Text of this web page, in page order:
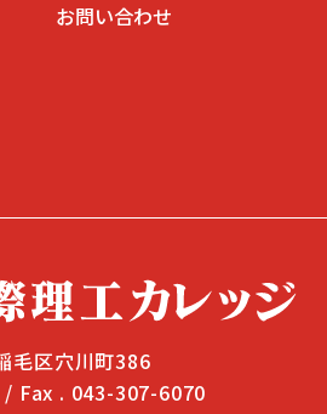
お問い合わせ
毛区穴川町386
Fax . 043-307-6070